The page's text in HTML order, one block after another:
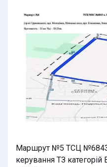
Маршрут №5 ТСЦ
керування ТЗ категорій